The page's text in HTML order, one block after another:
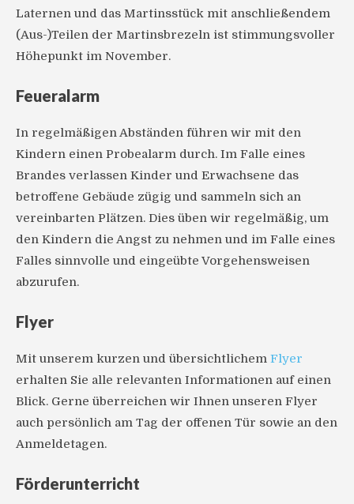
Laternen und das Martinsstück mit anschließendem
(Aus-)Teilen der Martinsbrezeln ist stimmungsvoller
Höhepunkt im November.
Feueralarm
In regelmäßigen Abständen führen wir mit den
Kindern einen Probealarm durch. Im Falle eines
Brandes verlassen Kinder und Erwachsene das
betroffene Gebäude zügig und sammeln sich an
vereinbarten Plätzen. Dies üben wir regelmäßig, um
den Kindern die Angst zu nehmen und im Falle eines
Falles sinnvolle und eingeübte Vorgehensweisen
abzurufen.
Flyer
Mit unserem kurzen und übersichtlichem Flyer
erhalten Sie alle relevanten Informationen auf einen
Blick. Gerne überreichen wir Ihnen unseren Flyer
auch persönlich am Tag der offenen Tür sowie an den
Anmeldetagen.
Förderunterricht